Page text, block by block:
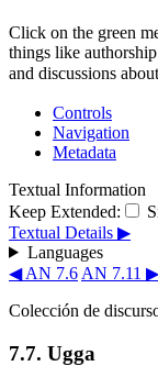
Click on the green
things like
and discussions
Controls
Navigation
Metadata
Textual Information
Keep Extended:
Textual Details ▶
Languages
◀ AN 7.6 AN 7.11 ▶
Colección de
7.7. Ugga